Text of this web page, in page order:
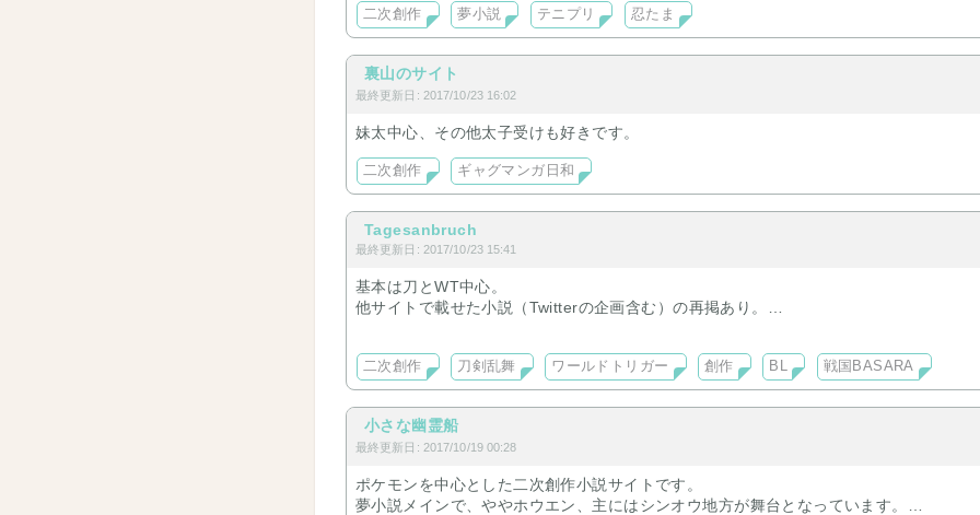
二次創作 夢小説 テニプリ 忍たま
裏山のサイト
最終更新日: 2017/10/23 16:02
妹太中心、その他太子受けも好きです。
二次創作 ギャグマンガ日和
Tagesanbruch
最終更新日: 2017/10/23 15:41
基本は刀とWT中心。
他サイトで載せた小説（Twitterの企画含む）の再掲あり。
※サイト準備中※
二次創作 刀剣乱舞 ワールドトリガー 創作 BL 戦国BASARA
小さな幽霊船
最終更新日: 2017/10/19 00:28
ポケモンを中心とした二次創作小説サイトです。
夢小説メインで、ややホウエン、主にはシンオウ地方が舞台となっています。